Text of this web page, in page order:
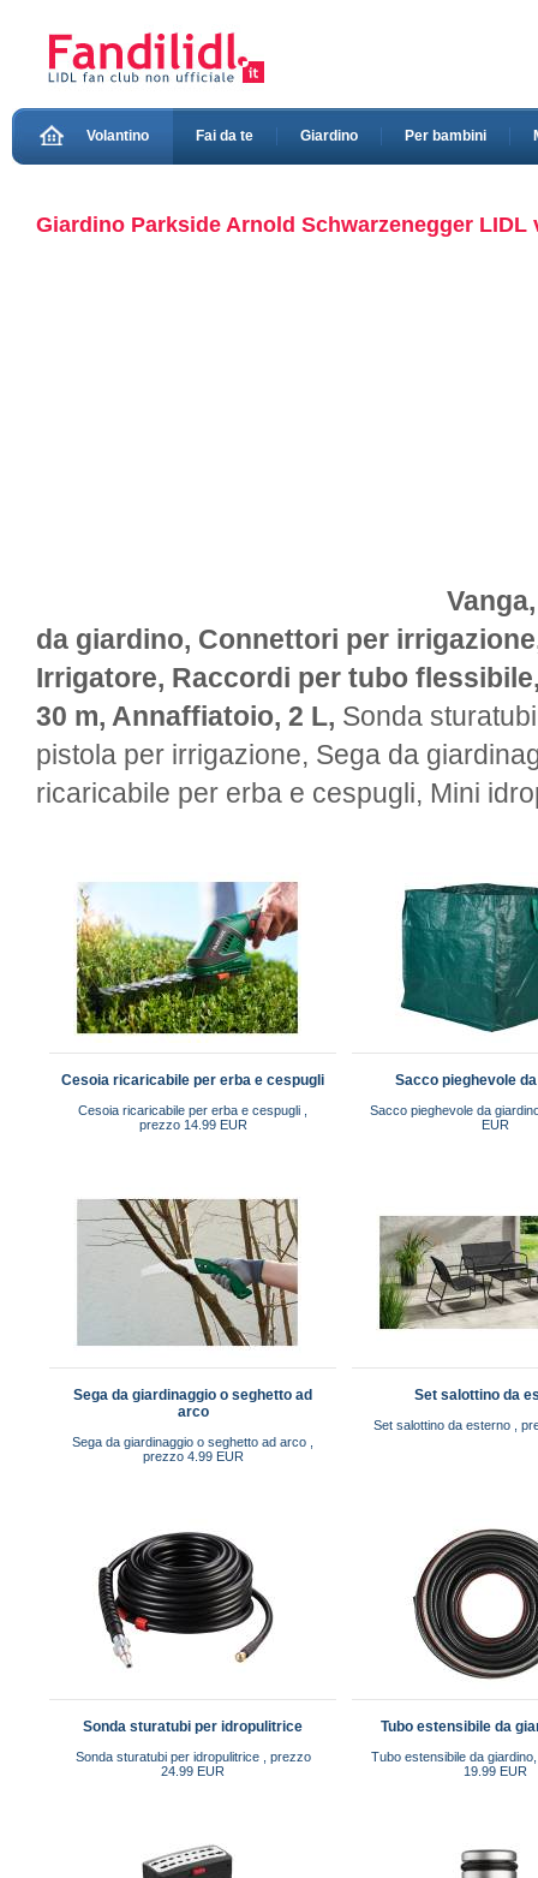
Volantino Fai da te Giardino Per bambini
Giardino Parkside Arnold Schwarzenegger LIDL
da giardino, Connettori per
Irrigatore, Raccordi per tubo
30 m, Annaffiatoio, 2 L, Sonda
pistola per irrigazione, Sega da
ricaricabile per erba e cespugli, Mini
Cesoia ricaricabile per erba e cespugli
Cesoia ricaricabile per erba e cespugli ,
prezzo 14.99 EUR
Sacco pieghevole
Sacco pieghevole da
EUR
Sega da giardinaggio o seghetto ad
arco
Sega da giardinaggio o seghetto ad arco ,
prezzo 4.99 EUR
Set salottino da
Set salottino da esterno ,
Sonda sturatubi per idropulitrice
Sonda sturatubi per idropulitrice , prezzo
24.99 EUR
Tubo estensibile da
Tubo estensibile da
19.99 EUR